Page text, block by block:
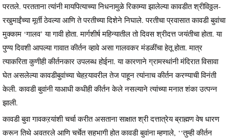
परतले. परतताना त्यांनी मायपित्याच्या निधनामुळे रिकाम्या झालेल्या कावडीत श्रीविठ्ठल-
रखुमाईंच्या मूर्ती ठेवल्या आणि ते परतीच्या दिशेने निघाले. परतीचा प्रवासात कावडी बुवांचा
मुक्काम ‘गालव’ या गावी होता. मार्गशीर्ष महिन्यातील तो दिवस श्रीदत्त जयंतीचा होता. या
पुण्य दिवशी आपल्या गावात कीर्तन व्हावे असा गालवकर मंडळींचा हेतू होता. मात्र
त्याकरिता कुणीही कीर्तनकार उपलब्ध होईना. या कारणाने ग्रामस्थांनी मंदिरात विसावा
घेत असलेल्या कावडीबुवांच्या चेहऱयावरील तेज पाहून त्यांनाच कीर्तन करण्याची विनंती
केली. कावडी बुवांनी याआधी कधीही कीर्तन केले नसल्याने त्यांच्या मनात शंका उत्पन्न
झाली.
कावडी बुवा गावकऱयांशी चर्चा करीत असताना साक्षात श्री दत्तात्रेय ब्राह्मण वेष धारण
करून तिथे अवतरले आणि चर्चेत सहभागी होत कावडी बुवांना म्हणाले, ‘‘तुम्ही कीर्तन